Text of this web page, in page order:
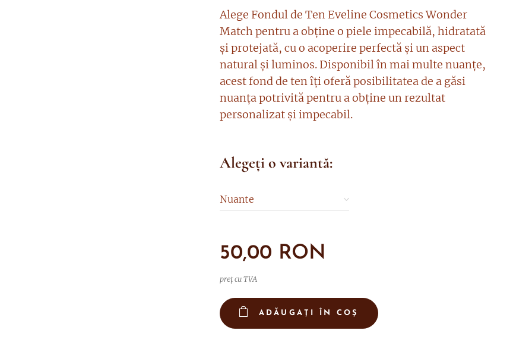
Alege Fondul de Ten Eveline Cosmetics Wonder
Match pentru a obține o piele impecabilă, hidratată
și protejată, cu o acoperire perfectă și un aspect
natural și luminos. Disponibil în mai multe nuanțe,
acest fond de ten îți oferă posibilitatea de a găsi
nuanța potrivită pentru a obține un rezultat
personalizat și impecabil.
Alegeți o variantă:
Nuante
50,00 RON
preț cu TVA
ADĂUGAȚI ÎN COȘ